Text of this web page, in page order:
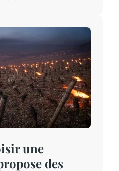
une
des